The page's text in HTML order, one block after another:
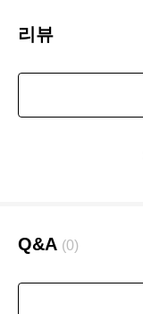
리뷰
Q&A (0)